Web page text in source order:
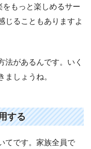
もっと楽しめるサー
じることもありますよ
法があるんです。いく
ましょうね。
する
てです。家族全員で